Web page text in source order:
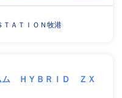
ＡＴＩＯＮ牧港
ム ＨＹＢＲＩＤ ＺＸ